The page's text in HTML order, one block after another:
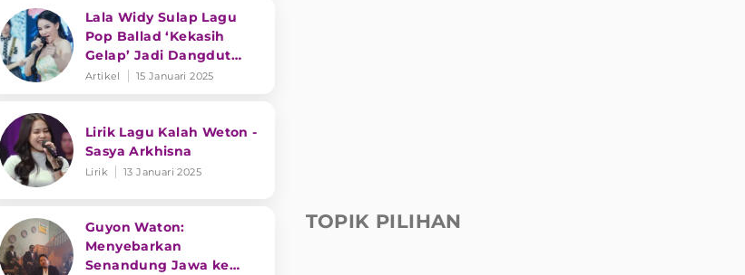
Lala Widy Sulap Lagu
Pop Ballad ‘Kekasih
Gelap’ Jadi Dangdut
Koplo
Artikel 15 Januari 2025
Lirik Lagu Kalah Weton -
Sasya Arkhisna
Lirik 13 Januari 2025
Guyon Waton:
Menyebarkan
Senandung Jawa ke
TOPIK PILIHAN